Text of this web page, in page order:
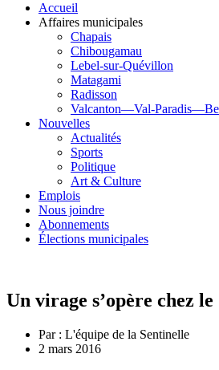
Accueil
Affaires municipales
Chapais
Chibougamau
Lebel-sur-Quévillon
Matagami
Radisson
Valcanton—Val-
Nouvelles
Actualités
Sports
Politique
Art & Culture
Emplois
Nous joindre
Abonnements
Élections municipales
Un virage s’opère chez
Par : L'équipe de la Sentinelle
2 mars 2016